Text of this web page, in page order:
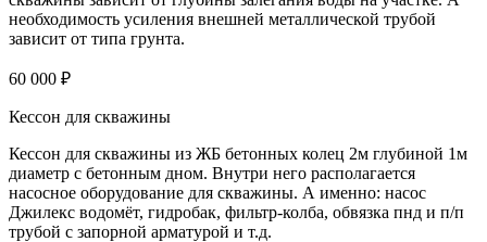
необходимость усиления внешней металлической трубой
зависит от типа грунта.
60 000 ₽
Кессон для скважины
Кессон для скважины из ЖБ бетонных колец 2м глубиной 1м
диаметр с бетонным дном. Внутри него располагается
насосное оборудование для скважины. А именно: насос
Джилекс водомёт, гидробак, фильтр-колба, обвязка пнд и п/п
трубой с запорной арматурой и т.д.